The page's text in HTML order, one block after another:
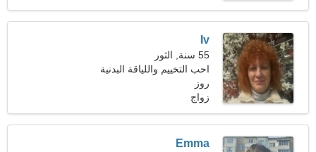
Iv
55 سنة, الثور
احب التخييم واللياقة البدنية
روز
زواج
Emma